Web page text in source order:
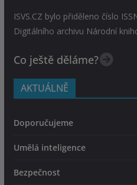
ISVS.CZ bylo přiděleno číslo
Digitálního archivu Národní
Co ještě děláme?
AKTUÁLNĚ
Doporučujeme
Umělá inteligence
Bezpečnost